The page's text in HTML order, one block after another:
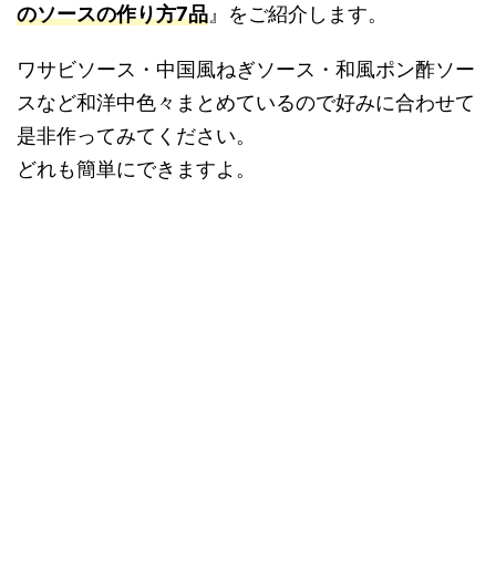
のソースの作り方7品 』をご紹介します。
ワサビソース・中国風ねぎソース・和風ポン酢ソー
スなど和洋中色々まとめているので好みに合わせて
是非作ってみてください。
どれも簡単にできますよ。